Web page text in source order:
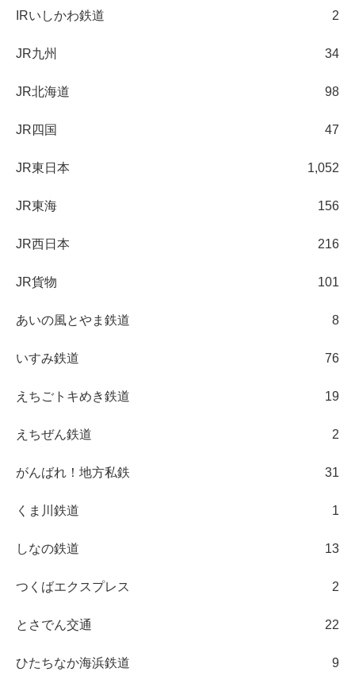
IRいしかわ鉄道 2
JR九州 34
JR北海道 98
JR四国 47
JR東日本 1,052
JR東海 156
JR西日本 216
JR貨物 101
あいの風とやま鉄道 8
いすみ鉄道 76
えちごトキめき鉄道 19
えちぜん鉄道 2
がんばれ！地方私鉄 31
くま川鉄道 1
しなの鉄道 13
つくばエクスプレス 2
とさでん交通 22
ひたちなか海浜鉄道 9